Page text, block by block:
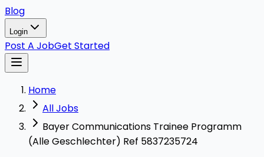
Blog
Login
Post A JobGet Started
Home
All Jobs
Bayer Communications Trainee Programm
(Alle Geschlechter) Ref 5837235724